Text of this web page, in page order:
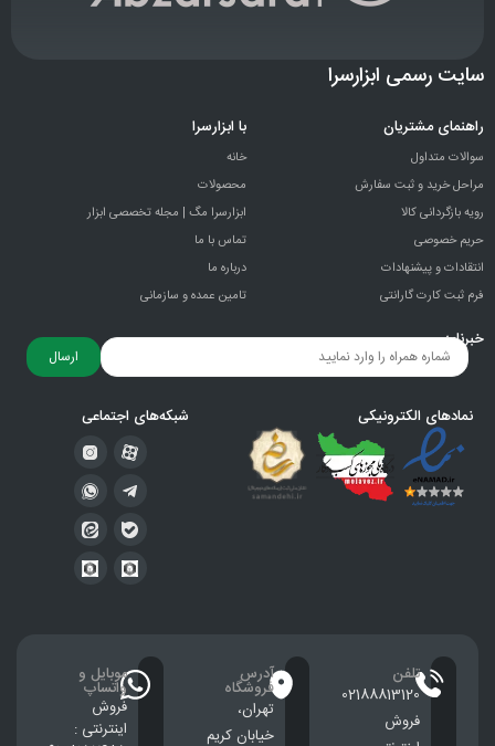
سایت رسمی ابزارسرا
راهنمای مشتریان
سوالات متداول
مراحل خرید و ثبت سفارش
رویه بازگردانی کالا
حریم خصوصی
انتقادات و پيشنهادات
فرم ثبت کارت گارانتی
با ابزارسرا
خانه
محصولات
ابزارسرا مگ | مجله تخصصی ابزار
تماس با ما
درباره ما
تامین عمده و سازمانی
خبرنامه
ارسال
نمادهای الکترونیکی شبکه‌های اجتماعی
تلفن
02188813120
فروش
آدرس
فروشگاه
تهران،
خيابان كريم
موبایل و
واتساپ
فروش
اینترنتی :